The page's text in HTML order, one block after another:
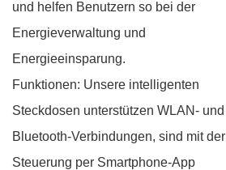
und helfen Benutzern so bei der
Energieverwaltung und
Energieeinsparung.
Funktionen: Unsere intelligenten
Steckdosen unterstützen WLAN- und
Bluetooth-Verbindungen, sind mit der
Steuerung per Smartphone-App